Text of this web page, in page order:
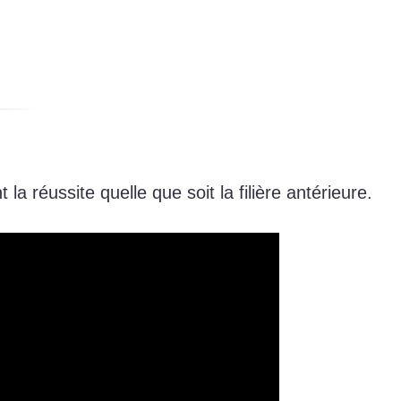
la réussite quelle que soit la filière antérieure.